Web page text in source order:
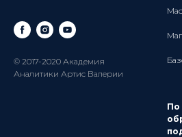
© 2017-2020 Академия
Аналитики Артис Валерии
По